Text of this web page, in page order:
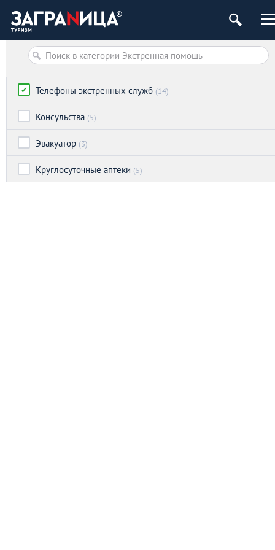
Телефоны экстренных служб (14)
Консульства (5)
Эвакуатор (3)
Круглосуточные аптеки (5)